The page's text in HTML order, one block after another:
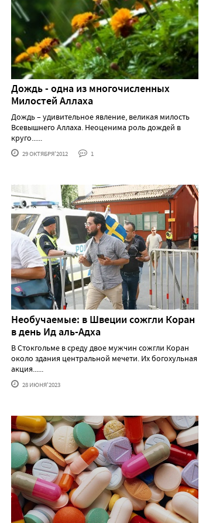
Дождь - одна из многочисленных
Милостей Аллаха
Дождь – удивительное явление, великая милость
Всевышнего Аллаха. Неоценима роль дождей в
круго......
29 ОКТЯБРЯ'2012 1
Необучаемые: в Швеции сожгли Коран
в день Ид аль-Адха
В Стокгольме в среду двое мужчин сожгли Коран
около здания центральной мечети. Их богохульная
акция......
28 ИЮНЯ'2023